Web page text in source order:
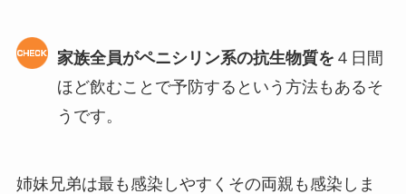
家族全員がペニシリン系の抗生物質を ４日間
ほど飲むことで予防するという方法もあるそ
うです。
姉妹兄弟は最も感染しやすくその両親も感染しま